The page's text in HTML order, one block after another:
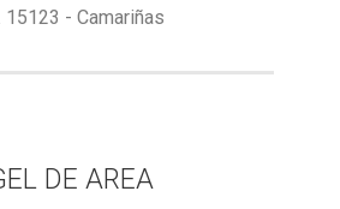
15123 - Camariñas
DE AREA